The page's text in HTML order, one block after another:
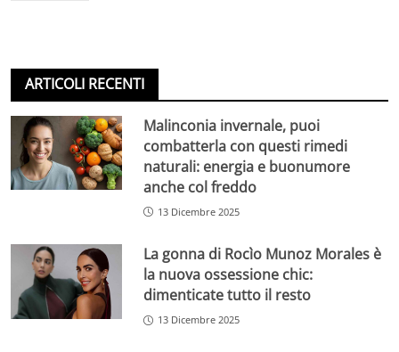
ARTICOLI RECENTI
Malinconia invernale, puoi
combatterla con questi rimedi
naturali: energia e buonumore
anche col freddo
13 Dicembre 2025
La gonna di Rocìo Munoz Morales è
la nuova ossessione chic:
dimenticate tutto il resto
13 Dicembre 2025